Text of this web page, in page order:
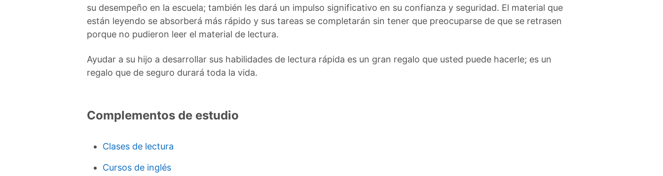
su desempeño en la escuela; también les dará un impulso significativo en su confianza y seguridad. El material que
están leyendo se absorberá más rápido y sus tareas se completarán sin tener que preocuparse de que se retrasen
porque no pudieron leer el material de lectura.
Ayudar a su hijo a desarrollar sus habilidades de lectura rápida es un gran regalo que usted puede hacerle; es un
regalo que de seguro durará toda la vida.
Complementos de estudio
Clases de lectura
Cursos de inglés